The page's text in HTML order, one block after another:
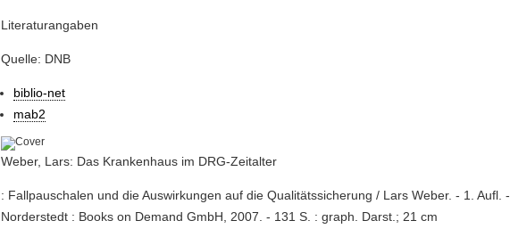
Literaturangaben
Quelle: DNB
biblio-net
mab2
Weber, Lars: Das Krankenhaus im DRG-Zeitalter
: Fallpauschalen und die Auswirkungen auf die Qualitätssicherung / Lars Weber. - 1. Aufl. -
Norderstedt : Books on Demand GmbH, 2007. - 131 S. : graph. Darst.; 21 cm